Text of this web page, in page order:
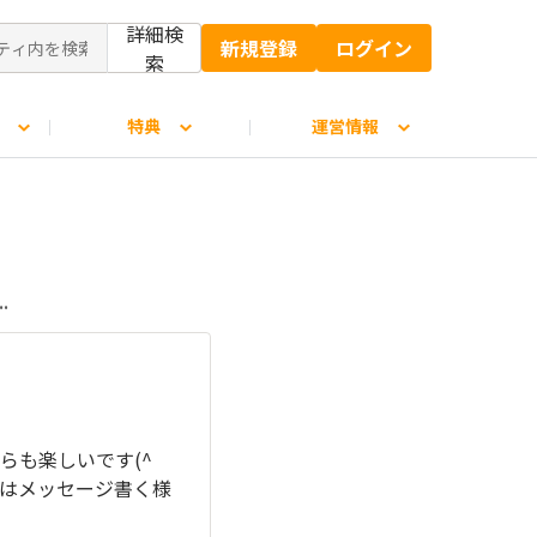
詳細検
索
新規登録 ログイン
特典 運営情報
も楽しいです(^
メッセージ書く様